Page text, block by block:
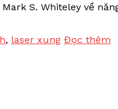
S. Whiteley về
, laser xung Đọc thêm